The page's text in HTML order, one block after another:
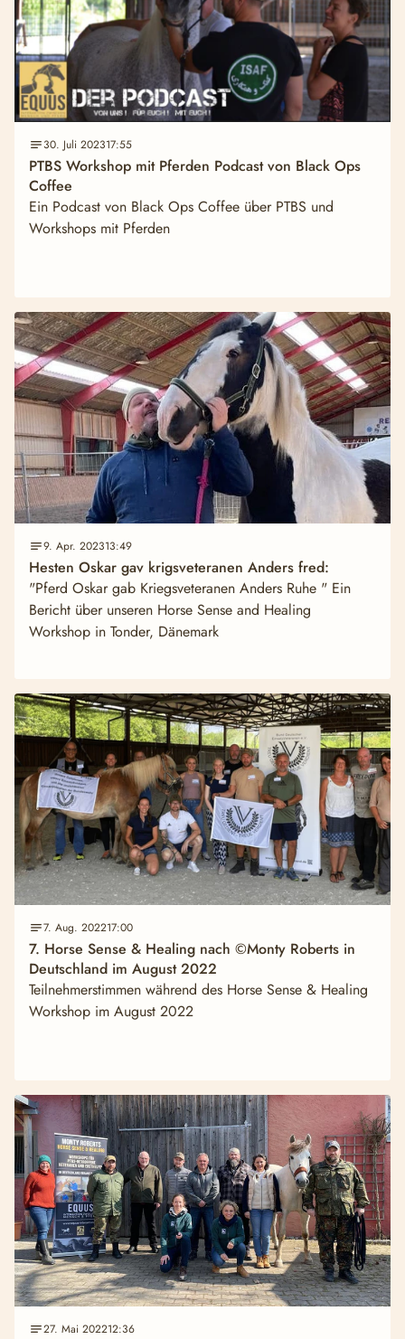
30. Juli 202317:55
PTBS Workshop mit Pferden Podcast von Black Ops
Coffee
Ein Podcast von Black Ops Coffee über PTBS und
Workshops mit Pferden
9. Apr. 202313:49
Hesten Oskar gav krigsveteranen Anders fred:
"Pferd Oskar gab Kriegsveteranen Anders Ruhe " Ein
Bericht über unseren Horse Sense and Healing
Workshop in Tonder, Dänemark
7. Aug. 202217:00
7. Horse Sense & Healing nach ©Monty Roberts in
Deutschland im August 2022
Teilnehmerstimmen während des Horse Sense & Healing
Workshop im August 2022
27. Mai 202212:36